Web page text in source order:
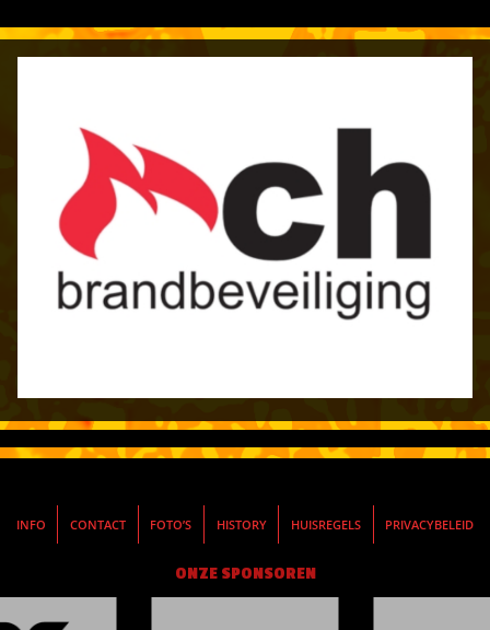
INFO CONTACT FOTO’S HISTORY HUISREGELS PRIVACYBELEID
ONZE SPONSOREN